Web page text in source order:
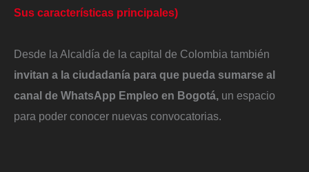
Sus características principales)
Desde la Alcaldía de la capital de Colombia también
invitan a la ciudadanía para que pueda sumarse al
canal de WhatsApp Empleo en Bogotá, un espacio
para poder conocer nuevas convocatorias.